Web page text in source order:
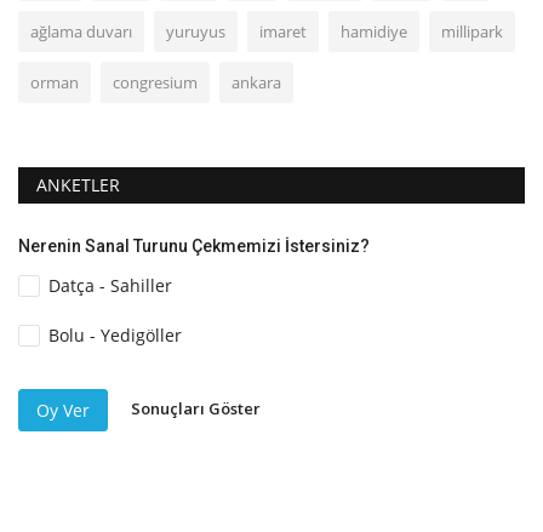
ağlama duvarı yuruyus imaret hamidiye millipark
orman congresium ankara
ANKETLER
Nerenin Sanal Turunu Çekmemizi İstersiniz?
Datça - Sahiller
Bolu - Yedigöller
Oy Ver Sonuçları Göster